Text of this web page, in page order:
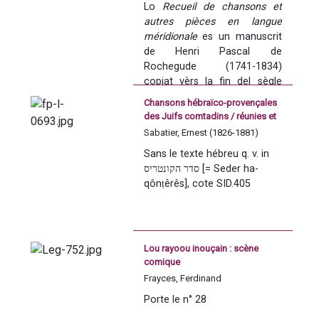
en lenga d'òc. Aquela
emission vos presenta
d'entrevistas e de tròç
musicaus e adaptats en
occitan, interpretats per Pèire
Mathes.
Un retrach de Miquèu Gravier.
[resumit de Tè Vé Òc]
XVIII. Conten 201 cançons e
12 pèças en vèrs
d'inspiracion, de fòrmas, de
talhas e de tematicas fòra
divèrsas. A qualques
excepcions prèp, totas las
cançons son redigidas en
occitan.
Lo Recueil de chansons et
autres pièces en langue
méridionale es un manuscrit
de Henri Pascal de
Rochegude (1741-1834)
copiat vèrs la fin del sègle
XVIII. Conten 210 cançons e
12 pèças en vèrs
d'inspiracion, de formas, de
talhas e de tematicas fòrça
divèrsas. Las cançons son
gaireben totas redigidas en
occitan.
Chansons hébraïco-provençales
des Juifs comtadins / réunies et
transcrites par E. Sabatier
Sabatier, Ernest (1826-1881)
Sans le texte hébreu q. v. in
סדר הקונטריס [= Seder ha-
qônṭêrês], cote SID.405
Lou rayoou inouçain : scène
comique
Frayces, Ferdinand
Porte le n° 28